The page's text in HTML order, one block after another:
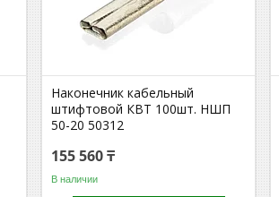
Наконечник кабельный
штифтовой КВТ 100шт. НШП
50-20 50312
155 560 ₸
В наличии